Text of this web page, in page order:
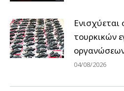
τουρκικών
04/08/2026